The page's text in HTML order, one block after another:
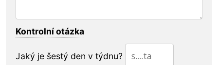
Kontrolní otázka
Jaký je šestý den v týdnu?